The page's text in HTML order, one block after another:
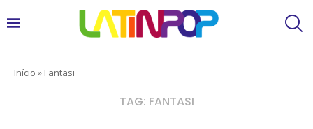
Início » Fantasi
TAG: FANTASI